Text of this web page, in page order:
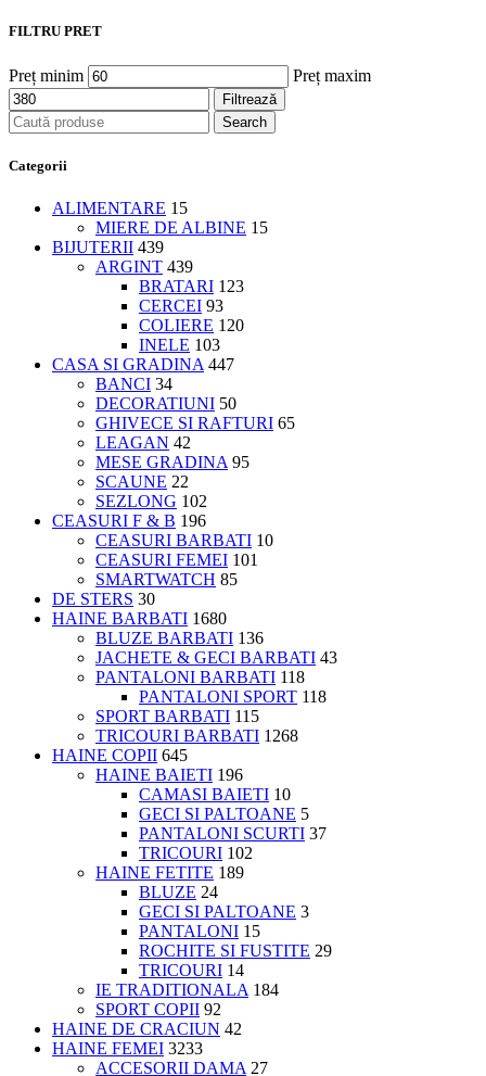
FILTRU PRET
Preț minim Preț maxim
Filtrează
Search
Categorii
ALIMENTARE 15
MIERE DE ALBINE 15
BIJUTERII 439
ARGINT 439
BRATARI 123
CERCEI 93
COLIERE 120
INELE 103
CASA SI GRADINA 447
BANCI 34
DECORATIUNI 50
GHIVECE SI RAFTURI 65
LEAGAN 42
MESE GRADINA 95
SCAUNE 22
SEZLONG 102
CEASURI F & B 196
CEASURI BARBATI 10
CEASURI FEMEI 101
SMARTWATCH 85
DE STERS 30
HAINE BARBATI 1680
BLUZE BARBATI 136
JACHETE & GECI BARBATI 43
PANTALONI BARBATI 118
PANTALONI SPORT 118
SPORT BARBATI 115
TRICOURI BARBATI 1268
HAINE COPII 645
HAINE BAIETI 196
CAMASI BAIETI 10
GECI SI PALTOANE 5
PANTALONI SCURTI 37
TRICOURI 102
HAINE FETITE 189
BLUZE 24
GECI SI PALTOANE 3
PANTALONI 15
ROCHITE SI FUSTITE 29
TRICOURI 14
IE TRADITIONALA 184
SPORT COPII 92
HAINE DE CRACIUN 42
HAINE FEMEI 3233
ACCESORII DAMA 27